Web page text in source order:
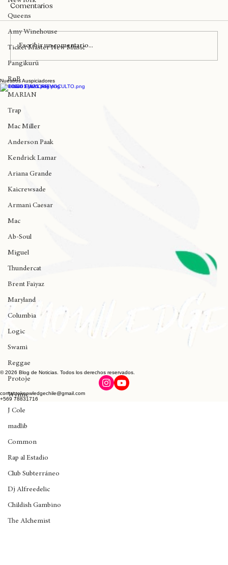
NewYork
Queens
Amy Winehouse
Ticket Master New Music
Pangikurü
RnB
MARIAN
Trap
Mac Miller
Anderson Paak
Kendrick Lamar
Ariana Grande
Kaicrewsade
Armani Caesar
Mac
Ab-Soul
Miguel
Thundercat
Brent Faiyaz
Maryland
Columbia
Logic
Swami
Reggae
Protoje
Wynne
J Cole
madlib
Common
Rap al Estadio
Club Subterráneo
Dj Alfreedelic
Childish Gambino
El ciclo formativo de Franuli "De la
Comentarios
Nuestros Auspiciadores
© 2026 Blog de Noticias. Todos los derechos reservados.